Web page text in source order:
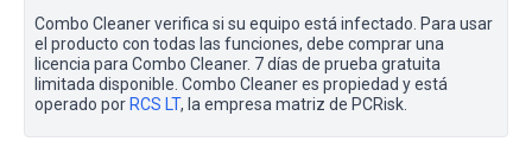
Combo Cleaner verifica si su equipo está infectado. Para usar
el producto con todas las funciones, debe comprar una
licencia para Combo Cleaner. 7 días de prueba gratuita
limitada disponible. Combo Cleaner es propiedad y está
operado porRCS LT, la empresa matriz de PCRisk.